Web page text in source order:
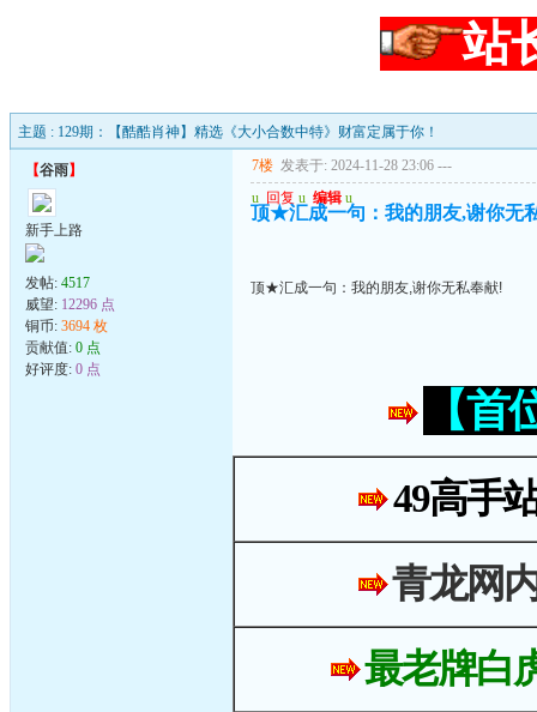
站
主题 : 129期：【酷酷肖神】精选《大小合数中特》财富定属于你！
【谷雨】
新手上路
发帖: 4517
威望: 12296 点
铜币: 3694 枚
贡献值: 0 点
好评度: 0 点
7楼 发表于: 2024-11-28 23:06 ---
u 回复 u 编辑 u
顶★汇成一句：我的朋友,谢你无
顶★汇成一句：我的朋友,谢你无私奉献!
【
49高手
青龙网
最老牌白